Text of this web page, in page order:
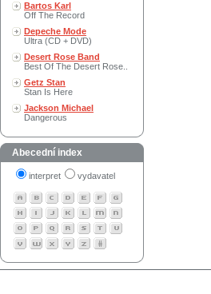
Bartos Karl
Off The Record
Depeche Mode
Ultra (CD + DVD)
Desert Rose Band
Best Of The Desert Rose..
Getz Stan
Stan Is Here
Jackson Michael
Dangerous
Abecední index
interpret vydavatel